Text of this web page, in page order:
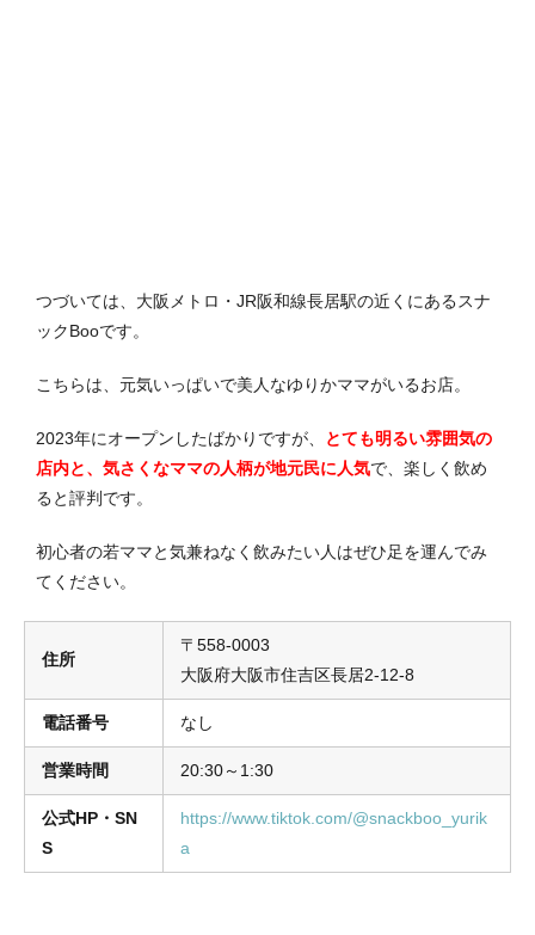
つづいては、大阪メトロ・JR阪和線長居駅の近くにあるスナ
ックBooです。
こちらは、元気いっぱいで美人なゆりかママがいるお店。
2023年にオープンしたばかりですが、
とても明るい雰囲気の
店内と、気さくなママの人柄が地元民に人気で、楽しく飲め
ると評判です。
初心者の若ママと気兼ねなく飲みたい人はぜひ足を運んでみ
てください。
住所
〒558-0003
大阪府大阪市住吉区長居2-12-8
電話番号 なし
営業時間 20:30～1:30
公式HP・SN
S
https://www.tiktok.com/@snackboo_yurik
a